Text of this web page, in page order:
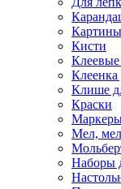
Кисти
Клеенка
Клише
Краски
Мел,
Наборы